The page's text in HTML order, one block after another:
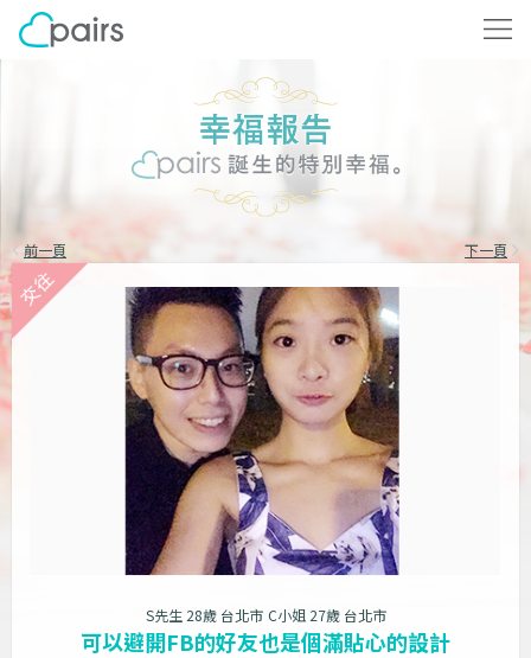
前一頁 下一頁
S先生 28歲 台北市 C小姐 27歲 台北市
可以避開FB的好友也是個滿貼心的設計